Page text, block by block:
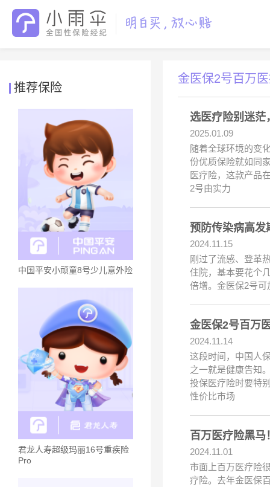
推荐保险
中国平安小顽童8号少儿意外险
君龙人寿超级玛丽16号重疾险
Pro
金医保2号百万
选医疗险别迷茫
2025.01.09
随着全球环境的变
份优质保险就如同
医疗险，这款产品
2号由实力
预防传染病高发
2024.11.15
刚过了流感、登革
住院，基本要花个
倍增。金医保2号
金医保2号百万
2024.11.14
这段时间，中国人
之一就是健康告知
投保医疗险时要特
性价比市场
百万医疗险黑
2024.11.01
市面上百万医疗险
疗险。去年金医保